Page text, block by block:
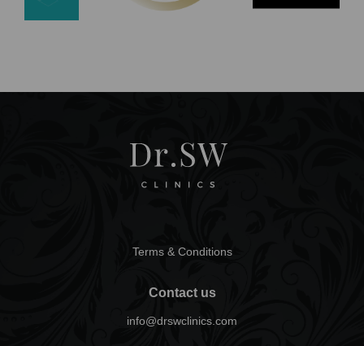
Terms & Conditions
Contact us
info@drswclinics.com